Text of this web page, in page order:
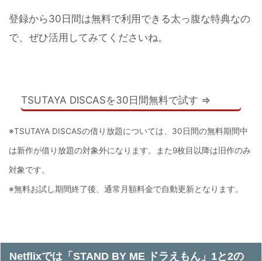
登録から30日間は無料で利用できる太っ腹な特典なの
で、ぜひ活用してみてくださいね。
TSUTAYA DISCASを30日間無料で試す ⇒
※TSUTAYA DISCASの借り放題については、30日間の無料期間中
は新作が借り放題の対象外になります。また9枚目以降は旧作のみ
対象です。
※無料お試し期間終了後、通常月額料金で自動更新となります。
Netflixでは「STAND BY ME ドラえもん」1と2の